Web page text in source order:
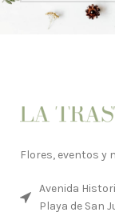
Flores, eventos y
Avenida
Playa de San